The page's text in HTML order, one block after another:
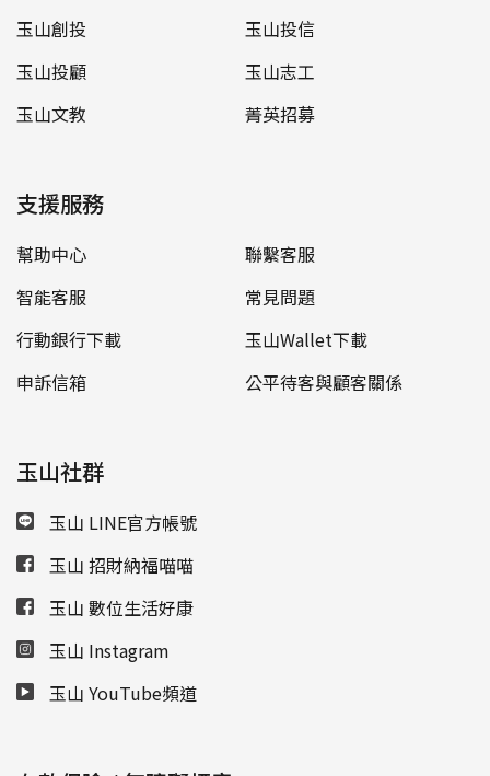
玉山創投
玉山投信
玉山投顧
玉山志工
玉山文教
菁英招募
支援服務
幫助中心
聯繫客服
智能客服
常見問題
行動銀行下載
玉山Wallet下載
申訴信箱
公平待客與顧客關係
玉山社群
玉山 LINE官方帳號
玉山 招財納福喵喵
玉山 數位生活好康
玉山 Instagram
玉山 YouTube頻道